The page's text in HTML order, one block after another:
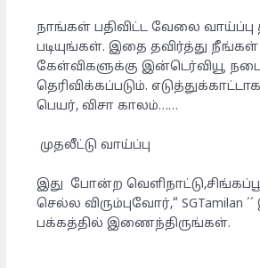
நாங்கள் பதிவிட்ட வேலை
படியுங்கள். இதை தவிர்த்து
கேள்விகளுக்கு இன்டெர்வியூ
தெரிவிக்கப்படும்.
பெயர், விசா காலம்……
முதலீட்டு வாய்ப்பு
இது போன்ற
செல்ல விரும்புவோர்,“ SGTamilan
பக்கத்தில் இணைந்திருங்கள்.